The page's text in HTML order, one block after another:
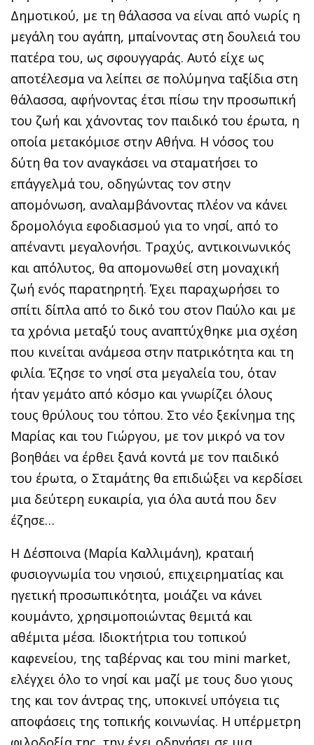
Δημοτικού, με τη θάλασσα να είναι από νωρίς η
μεγάλη του αγάπη, μπαίνοντας στη δουλειά του
πατέρα του, ως σφουγγαράς. Αυτό είχε ως
αποτέλεσμα να λείπει σε πολύμηνα ταξίδια στη
θάλασσα, αφήνοντας έτσι πίσω την προσωπική
του ζωή και χάνοντας τον παιδικό του έρωτα, η
οποία μετακόμισε στην Αθήνα. Η νόσος του
δύτη θα τον αναγκάσει να σταματήσει το
επάγγελμά του, οδηγώντας τον στην
απομόνωση, αναλαμβάνοντας πλέον να κάνει
δρομολόγια εφοδιασμού για το νησί, από το
απέναντι μεγαλονήσι. Τραχύς, αντικοινωνικός
και απόλυτος, θα απομονωθεί στη μοναχική
ζωή ενός παρατηρητή. Έχει παραχωρήσει το
σπίτι δίπλα από το δικό του στον Παύλο και με
τα χρόνια μεταξύ τους αναπτύχθηκε μια σχέση
που κινείται ανάμεσα στην πατρικότητα και τη
φιλία. Έζησε το νησί στα μεγαλεία του, όταν
ήταν γεμάτο από κόσμο και γνωρίζει όλους
τους θρύλους του τόπου. Στο νέο ξεκίνημα της
Μαρίας και του Γιώργου, με τον μικρό να τον
βοηθάει να έρθει ξανά κοντά με τον παιδικό
του έρωτα, ο Σταμάτης θα επιδιώξει να κερδίσει
μια δεύτερη ευκαιρία, για όλα αυτά που δεν
έζησε…
Η Δέσποινα (Μαρία Καλλιμάνη), κραταιή
φυσιογνωμία του νησιού, επιχειρηματίας και
ηγετική προσωπικότητα, μοιάζει να κάνει
κουμάντο, χρησιμοποιώντας θεμιτά και
αθέμιτα μέσα. Ιδιοκτήτρια του τοπικού
καφενείου, της ταβέρνας και του mini market,
ελέγχει όλο το νησί και μαζί με τους δυο γιους
της και τον άντρας της, υποκινεί υπόγεια τις
αποφάσεις της τοπικής κοινωνίας. Η υπέρμετρη